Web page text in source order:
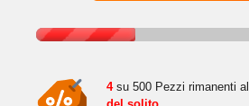
4 su 500 Pezzi rimanenti al
del solito